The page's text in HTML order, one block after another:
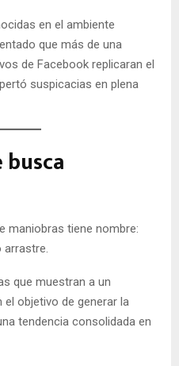
en el ambiente
que más de una
de Facebook replicaran el
suspicacias en plena
maniobras tiene nombre:
arrastre.
que muestran a un
objetivo de generar la
tendencia consolidada en